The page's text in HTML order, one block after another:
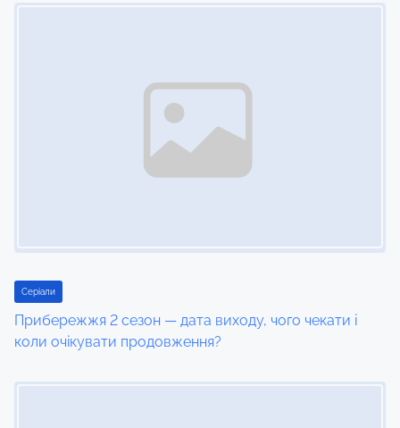
i
o
Серіали
Прибережжя 2 сезон — дата виходу, чого чекати і
коли очікувати продовження?